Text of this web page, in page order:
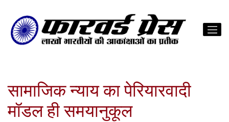
सामाजिक न्याय का पेरियारवादी
मॉडल ही समयानुकूल